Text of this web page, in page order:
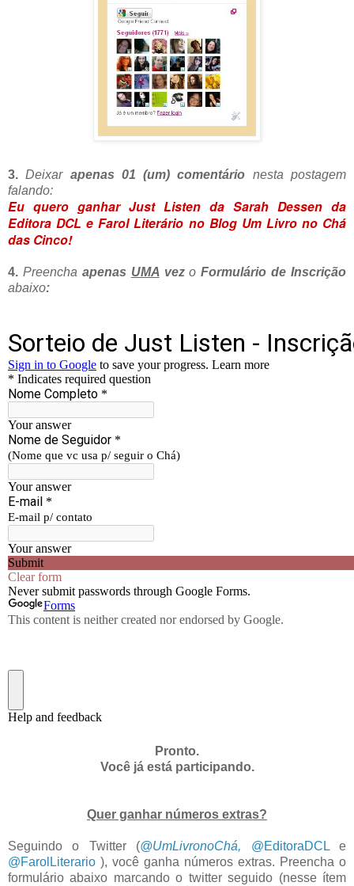
3. Deixar apenas 01 (um) comentário nestapostagem
falando:
Eu quero ganhar Just Listen da Sarah Dessen da
Editora DCL e Farol Literário no Blog Um Livro no Chá
das Cinco!
4. Preencha apenas UMAvezo Formulário de Inscrição
abaixo:
Pronto.
Você já está participando.
Quer ganhar números extras?
Seguindo o Twitter (@UmLivronoChá, @EditoraDCLe
@FarolLiterario ), você ganha números extras. Preencha o
formulário abaixo marcando o twitter seguido (nesse ítem